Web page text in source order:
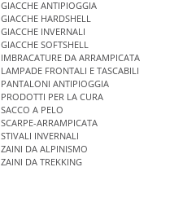
GIACCHE ANTIPIOGGIA
GIACCHE HARDSHELL
GIACCHE INVERNALI
GIACCHE SOFTSHELL
IMBRACATURE DA ARRAMPICATA
LAMPADE FRONTALI E TASCABILI
PANTALONI ANTIPIOGGIA
PRODOTTI PER LA CURA
SACCO A PELO
SCARPE-ARRAMPICATA
STIVALI INVERNALI
ZAINI DA ALPINISMO
ZAINI DA TREKKING